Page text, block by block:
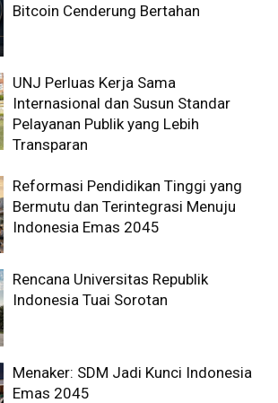
Bitcoin Cenderung Bertahan
UNJ Perluas Kerja Sama
Internasional dan Susun Standar
Pelayanan Publik yang Lebih
Transparan
Reformasi Pendidikan Tinggi yang
Bermutu dan Terintegrasi Menuju
Indonesia Emas 2045
Rencana Universitas Republik
Indonesia Tuai Sorotan
Menaker: SDM Jadi Kunci Indonesia
Emas 2045